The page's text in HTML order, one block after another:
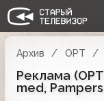
Архив ОРТ
Реклама
med,